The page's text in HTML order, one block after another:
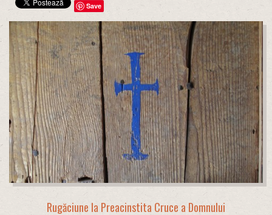
Save
Rugăciune la Preacinstita Cruce a Domnului